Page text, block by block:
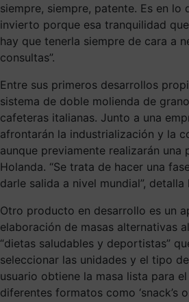
siempre, siempre, patente. Es en lo
invierto porque esa tranquilidad
hay que tenerla siempre de cara a
consultas”.
Entre sus primeros desarrollos
sistema de doble molienda de
cafeteras italianas. Junto a una
afrontarán la industrialización y la
aunque previamente realizarán una
Holanda. “Se trata de hacer una
darle salida a nivel mundial”, detalla
Otro producto en desarrollo es un
elaboración de masas alternativas
“dietas saludables y deportistas”
seleccionar las unidades y el tipo
usuario obtiene la masa lista para
diferentes formatos como ‘snack’s